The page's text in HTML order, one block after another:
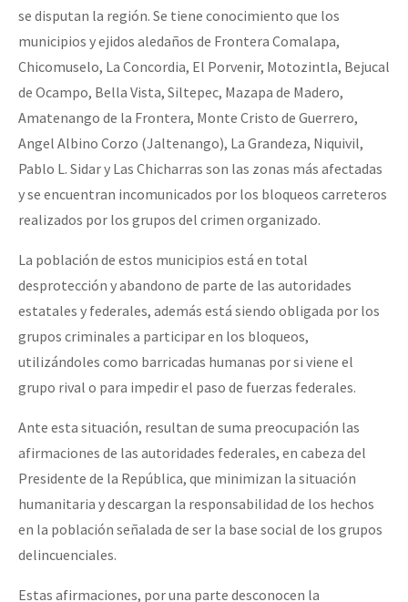
se disputan la región. Se tiene conocimiento que los
municipios y ejidos aledaños de Frontera Comalapa,
Chicomuselo, La Concordia, El Porvenir, Motozintla, Bejucal
de Ocampo, Bella Vista, Siltepec, Mazapa de Madero,
Amatenango de la Frontera, Monte Cristo de Guerrero,
Angel Albino Corzo (Jaltenango), La Grandeza, Niquivil,
Pablo L. Sidar y Las Chicharras son las zonas más afectadas
y se encuentran incomunicados por los bloqueos carreteros
realizados por los grupos del crimen organizado.
La población de estos municipios está en total
desprotección y abandono de parte de las autoridades
estatales y federales, además está siendo obligada por los
grupos criminales a participar en los bloqueos,
utilizándoles como barricadas humanas por si viene el
grupo rival o para impedir el paso de fuerzas federales.
Ante esta situación, resultan de suma preocupación las
afirmaciones de las autoridades federales, en cabeza del
Presidente de la República, que minimizan la situación
humanitaria y descargan la responsabilidad de los hechos
en la población señalada de ser la base social de los grupos
delincuenciales.
Estas afirmaciones, por una parte desconocen la